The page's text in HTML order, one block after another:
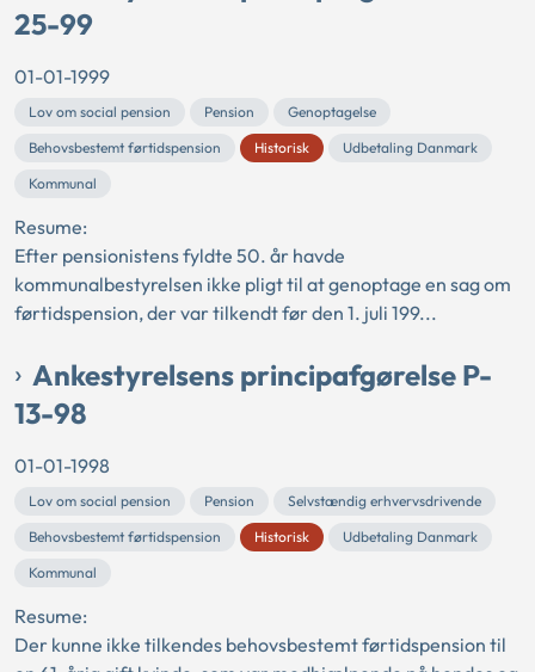
25-99
01-01-1999
Lov om social pension Pension
Genoptagelse
Behovsbestemt førtidspension
Historisk
Udbetaling Danmark
Kommunal
Resume:
Efter pensionistens fyldte 50. år havde
kommunalbestyrelsen ikke pligt til at genoptage en sag om
førtidspension, der var tilkendt før den 1. juli 199...
Ankestyrelsens principafgørelse P-
13-98
01-01-1998
Lov om social pension Pension
Selvstændig erhvervsdrivende
Behovsbestemt førtidspension
Historisk
Udbetaling Danmark
Kommunal
Resume:
Der kunne ikke tilkendes behovsbestemt førtidspension til